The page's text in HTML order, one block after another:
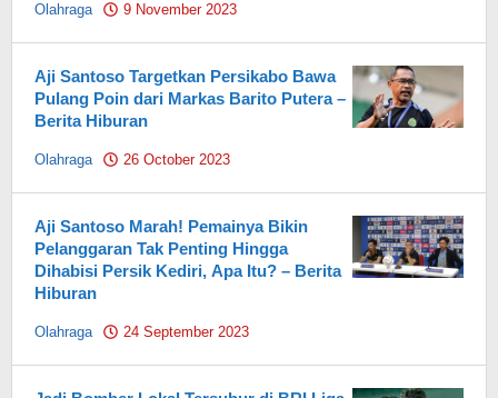
Olahraga 9 November 2023
Aji Santoso Targetkan Persikabo Bawa
Pulang Poin dari Markas Barito Putera –
Berita Hiburan
Olahraga 26 October 2023
Aji Santoso Marah! Pemainya Bikin
Pelanggaran Tak Penting Hingga
Dihabisi Persik Kediri, Apa Itu? – Berita
Hiburan
Olahraga 24 September 2023